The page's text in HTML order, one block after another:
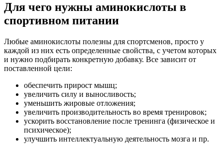
Для чего нужны аминокислоты в
спортивном питании
Любые аминокислоты полезны для спортсменов, просто у
каждой из них есть определенные свойства, с учетом которых
и нужно подбирать конкретную добавку. Все зависит от
поставленной цели:
обеспечить прирост мышц;
увеличить силу и выносливость;
уменьшить жировые отложения;
увеличить производительность во время тренировок;
ускорить восстановление после тренинга (физическое и
психическое);
улучшить интеллектуальную деятельность мозга и пр.